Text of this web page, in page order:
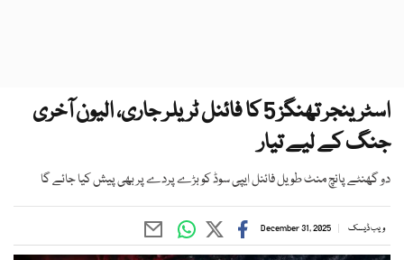
اسٹرینجر تھنگز 5 کا فائنل ٹریلر جاری، الیون آخری
جنگ کے لیے تیار
دو گھنٹے پانچ منٹ طویل فائنل ایپی سوڈ کو بڑے پردے پر بھی پیش کیا جائے گا
ویب ڈیسک December 31, 2025